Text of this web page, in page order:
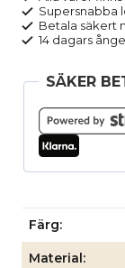
mängd
Supersnabba
Betala säkert
14 dagars
SÄKER
Färg
Material